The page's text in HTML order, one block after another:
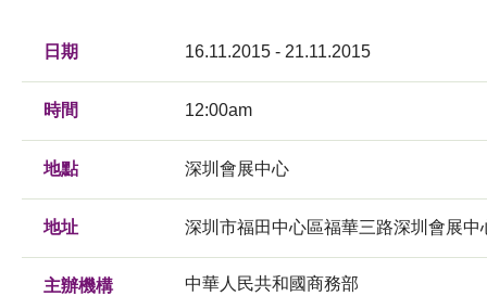
日期 16.11.2015 - 21.11.2015
時間 12:00am
地點 深圳會展中心
地址 深圳市福田中心區福華三路深圳會展中
主辦機構 中華人民共和國商務部